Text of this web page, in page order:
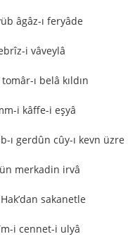
âgâz-ı feryâde
i vâveylâ
ı belâ kıldın
i kâffe-i eşyâ
ı gerdûn cûy-ı kevn üzre
merkadin irvâ
sakanetle
i cennet-i ulyâ